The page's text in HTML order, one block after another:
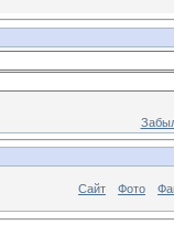
Сайт Фото